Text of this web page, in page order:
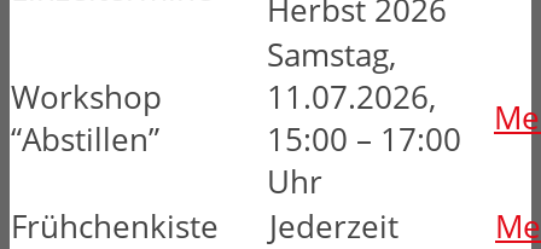
Herbst 2026
Workshop
“Abstillen”
Samstag,
11.07.2026,
15:00 – 17:00
Uhr
Frühchenkiste Jederzeit